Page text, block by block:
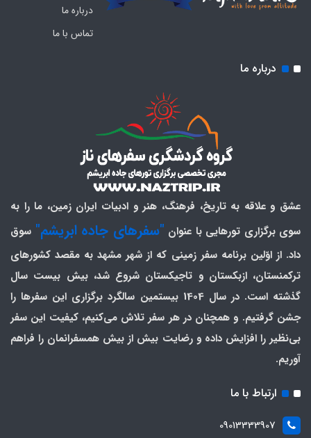
درباره ما
تماس با ما
درباره ما
عشق و علاقه به تاریخ، فرهنگ، هنر و ادبیات ایران زمین، ما را به
سوی برگزاری تورهایی با عنوان "سفرهای جاده ابریشم" سوق
داد. از اوّلین برنامه سفر زمینی که از شهر مشهد به مقصد کشورهای
ترکمنستان، ازبکستان و تاجیکستان شروع شد، بیش بیست سال
گذشته است. در سال 1404 بیستمین سالگرد برگزاری این سفرها را
جشن گرفتیم. و همچنان در هر سفر تلاش می‌کنیم، کیفیت این سفر
بی‌نظیر را افزایش داده و رضایت بیش از بیش همسفرانمان را فراهم
آوریم.
ارتباط با ما
09013333907